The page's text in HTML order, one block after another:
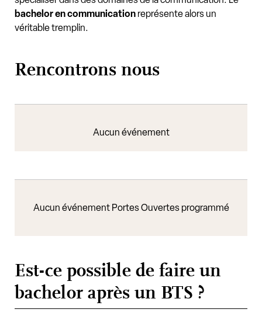
bachelor en communication représente alors un
véritable tremplin.
Rencontrons nous
Aucun événement
Aucun événement Portes Ouvertes programmé
Est-ce possible de faire un
bachelor après un BTS ?